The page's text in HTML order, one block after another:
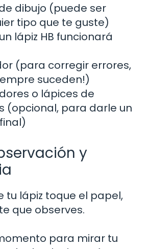
dibujo (puede ser
tipo que te guste)
lápiz HB funcionará
(para corregir errores,
suceden!)
o lápices de
(opcional, para darle un
y
tu lápiz toque el papel,
que observes.
para mirar tu